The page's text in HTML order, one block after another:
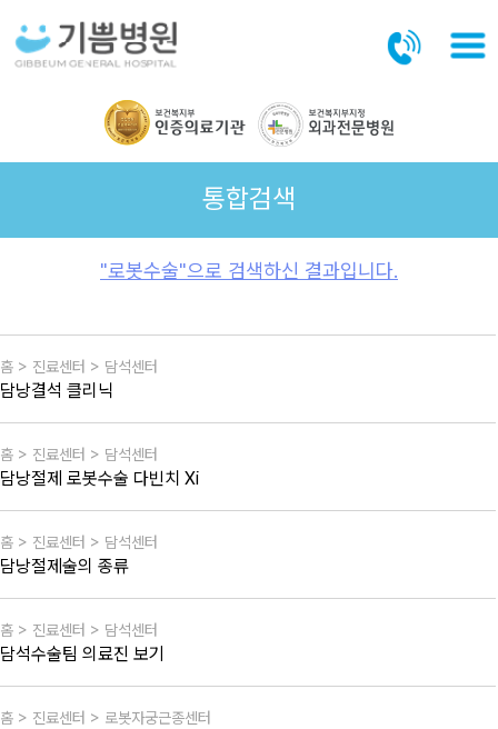
통합검색
"로봇수술"으로 검색하신 결과입니다.
홈 > 진료센터 > 담석센터
담낭결석 클리닉
홈 > 진료센터 > 담석센터
담낭절제 로봇수술 다빈치 Xi
홈 > 진료센터 > 담석센터
담낭절제술의 종류
홈 > 진료센터 > 담석센터
담석수술팀 의료진 보기
홈 > 진료센터 > 로봇자궁근종센터